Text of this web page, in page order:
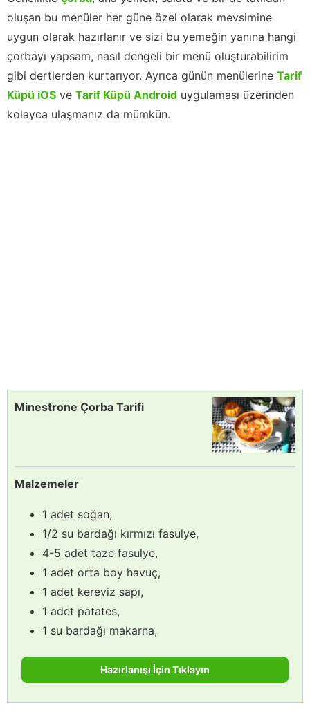
oluşan bu menüler her güne özel olarak mevsimine
uygun olarak hazırlanır ve sizi bu yemeğin yanına hangi
çorbayı yapsam, nasıl dengeli bir menü oluşturabilirim
gibi dertlerden kurtarıyor. Ayrıca günün menülerine Tarif
Küpü iOS ve Tarif Küpü Android uygulaması üzerinden
kolayca ulaşmanız da mümkün.
Minestrone Çorba Tarifi
Malzemeler
1 adet soğan,
1/2 su bardağı kırmızı fasulye,
4-5 adet taze fasulye,
1 adet orta boy havuç,
1 adet kereviz sapı,
1 adet patates,
1 su bardağı makarna,
Hazırlanışı İçin Tıklayın